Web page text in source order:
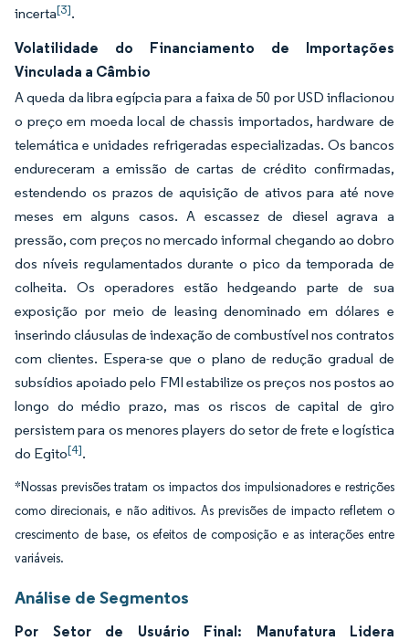
incerta[3].
Volatilidade do Financiamento de Importações
Vinculada a Câmbio
A queda da libra egípcia para a faixa de 50 por USD inflacionou
o preço em moeda local de chassis importados, hardware de
telemática e unidades refrigeradas especializadas. Os bancos
endureceram a emissão de cartas de crédito confirmadas,
estendendo os prazos de aquisição de ativos para até nove
meses em alguns casos. A escassez de diesel agrava a
pressão, com preços no mercado informal chegando ao dobro
dos níveis regulamentados durante o pico da temporada de
colheita. Os operadores estão hedgeando parte de sua
exposição por meio de leasing denominado em dólares e
inserindo cláusulas de indexação de combustível nos contratos
com clientes. Espera-se que o plano de redução gradual de
subsídios apoiado pelo FMI estabilize os preços nos postos ao
longo do médio prazo, mas os riscos de capital de giro
persistem para os menores players do setor de frete e logística
do Egito[4].
*Nossas previsões tratam os impactos dos impulsionadores e restrições
como direcionais, e não aditivos. As previsões de impacto refletem o
crescimento de base, os efeitos de composição e as interações entre
variáveis.
Análise de Segmentos
Por Setor de Usuário Final: Manufatura Lidera